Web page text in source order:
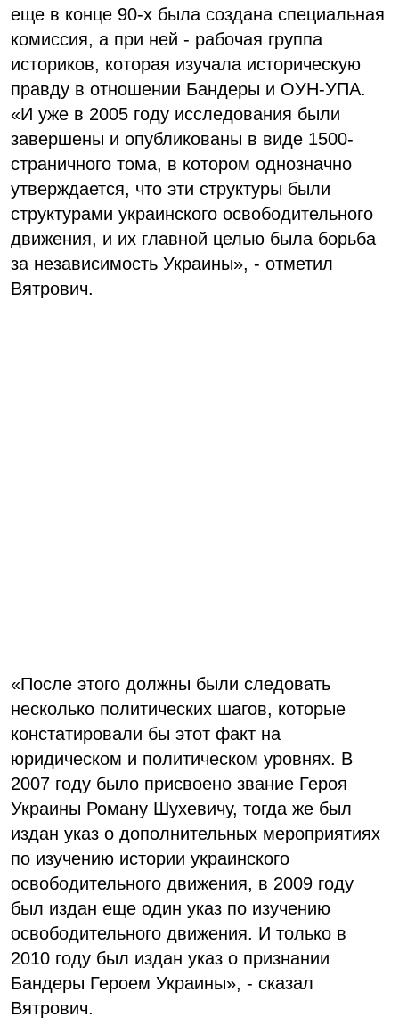
еще в конце 90-х была создана специальная
комиссия, а при ней - рабочая группа
историков, которая изучала историческую
правду в отношении Бандеры и ОУН-УПА.
«И уже в 2005 году исследования были
завершены и опубликованы в виде 1500-
страничного тома, в котором однозначно
утверждается, что эти структуры были
структурами украинского освободительного
движения, и их главной целью была борьба
за независимость Украины», - отметил
Вятрович.
«После этого должны были следовать
несколько политических шагов, которые
констатировали бы этот факт на
юридическом и политическом уровнях. В
2007 году было присвоено звание Героя
Украины Роману Шухевичу, тогда же был
издан указ о дополнительных мероприятиях
по изучению истории украинского
освободительного движения, в 2009 году
был издан еще один указ по изучению
освободительного движения. И только в
2010 году был издан указ о признании
Бандеры Героем Украины», - сказал
Вятрович.